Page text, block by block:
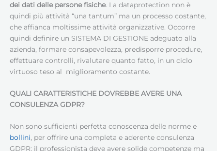
dei dati delle persone fisiche. La dataprotection non è
quindi più attività “una tantum” ma un processo costante,
che affianca moltissime attività organizzative. Occorre
quindi definire un SISTEMA DI GESTIONE adeguato alla
azienda, formare consapevolezza, predisporre procedure,
effettuare controlli, rivalutare quanto fatto, in un ciclo
virtuoso teso al miglioramento costante.
QUALI CARATTERISTICHE DOVREBBE AVERE UNA
CONSULENZA GDPR?
Non sono sufficienti perfetta conoscenza delle norme e
bollini, per offrire una completa e aderente consulenza
GDPR; il professionista deve avere solide competenze ma